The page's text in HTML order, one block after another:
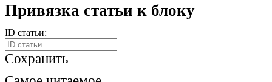
Привязка статьи к блоку
ID статьи:
Сохранить